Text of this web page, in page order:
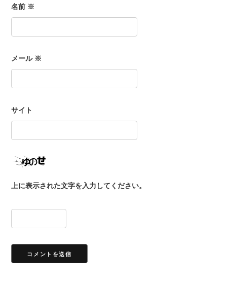
名前 ※
メール ※
サイト
上に表示された文字を入力してください。